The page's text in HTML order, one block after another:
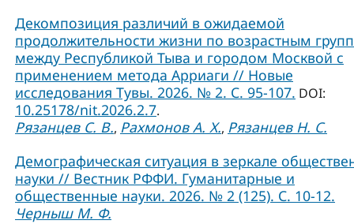
Декомпозиция различий в ожидаемой
продолжительности жизни по возрастным
между Республикой Тыва и городом Москвой с
применением метода Арриаги // Новые
исследования Тувы. 2026. № 2. С. 95-107. DOI:
10.25178/nit.2026.2.7.
Рязанцев С. В., Рахмонов А. Х., Рязанцев Н. С.
Демографическая ситуация в зеркале
науки // Вестник РФФИ. Гуманитарные и
общественные науки. 2026. № 2 (125). С. 10-12.
Черныш М. Ф.